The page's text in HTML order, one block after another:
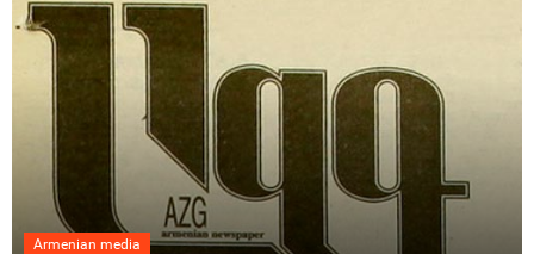
Armenian media